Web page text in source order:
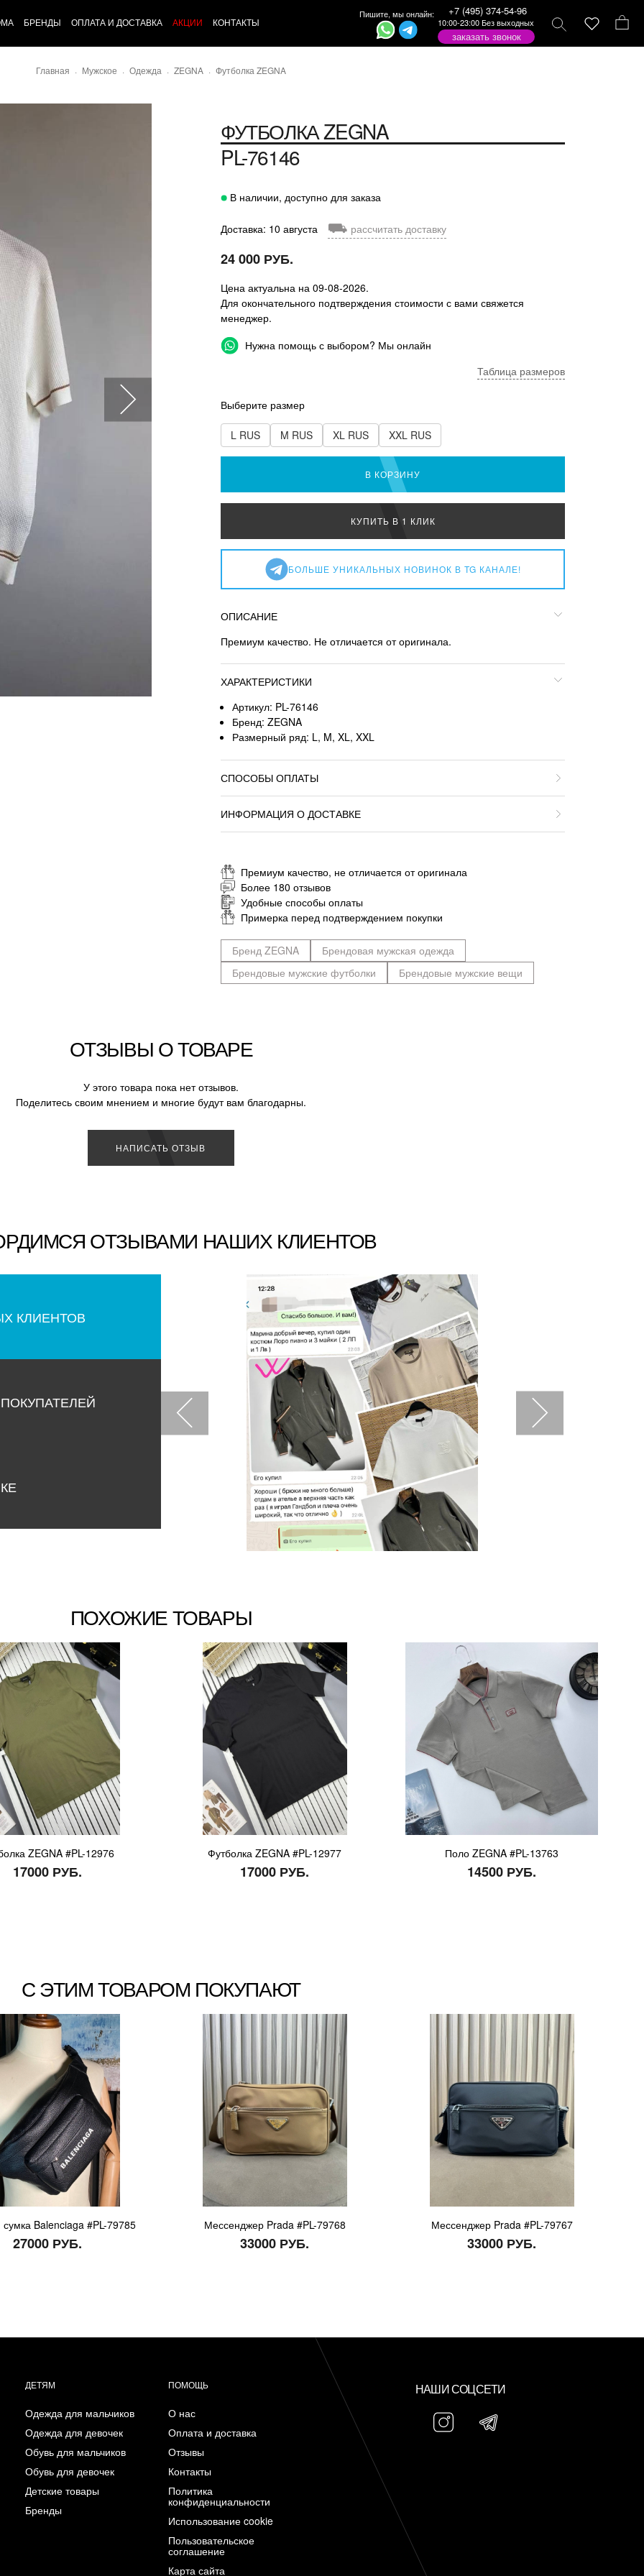
БРЕНДЫ ОПЛАТА И ДОСТАВКА АКЦИИ КОНТАКТЫ
Пишите, мы онлайн: +7 (495) 374-54-96
10:00-23:00 Без выходных
заказать звонок
Главная Мужское Одежда ZEGNA Футболка ZEGNA
ФУТБОЛКАZEGNA
PL-76146
В наличии, доступно для заказа
Доставка: 10 августа ⛟ рассчитать доставку
24 000 РУБ.
Цена актуальна на 09-08-2026.
Для окончательного подтверждения стоимости с вами свяжется
менеджер.
Нужна помощь с выбором? Мы онлайн
Таблица размеров
Выберите размер
L RUS M RUS XL RUS XXL RUS
В КОРЗИНУ
КУПИТЬ В 1 КЛИК
БОЛЬШЕ УНИКАЛЬНЫХ НОВИНОК В TG КАНАЛЕ!
ОПИСАНИЕ
Премиум качество. Не отличается от оригинала.
ХАРАКТЕРИСТИКИ
Артикул: PL-76146
Бренд: ZEGNA
Размерный ряд: L, M, XL, XXL
СПОСОБЫ ОПЛАТЫ
ИНФОРМАЦИЯ О ДОСТАВКЕ
Премиум качество, не отличается от оригинала
Более 180 отзывов
Удобные способы оплаты
Примерка перед подтверждением покупки
Бренд ZEGNA
Брендовая мужская одежда
Брендовые мужские футболки
Брендовые мужские вещи
ОТЗЫВЫ О ТОВАРЕ
У этого товара пока нет отзывов.
Поделитесь своим мнением и многие будут вам благодарны.
НАПИСАТЬ ОТЗЫВ
ОТЗЫВАМИ НАШИХ КЛИЕНТОВ
КЛИЕНТОВ
ПОХОЖИЕ ТОВАРЫ
ZEGNA #PL-12976
17000 РУБ.
Футболка ZEGNA #PL-12977
17000 РУБ.
Поло ZEGNA #PL-13763
14500 РУБ.
С ЭТИМ ТОВАРОМ ПОКУПАЮТ
Balenciaga #PL-79785
27000 РУБ.
Мессенджер Prada #PL-79768
33000 РУБ.
Мессенджер Prada #PL-79767
33000 РУБ.
ДЕТЯМ
Одежда для мальчиков
Одежда для девочек
Обувь для мальчиков
Обувь для девочек
Детские товары
Бренды
ПОМОЩЬ
О нас
Оплата и доставка
Отзывы
Контакты
Политика
конфиденциальности
Использование cookie
Пользовательское
соглашение
Карта сайта
НАШИ СОЦСЕТИ